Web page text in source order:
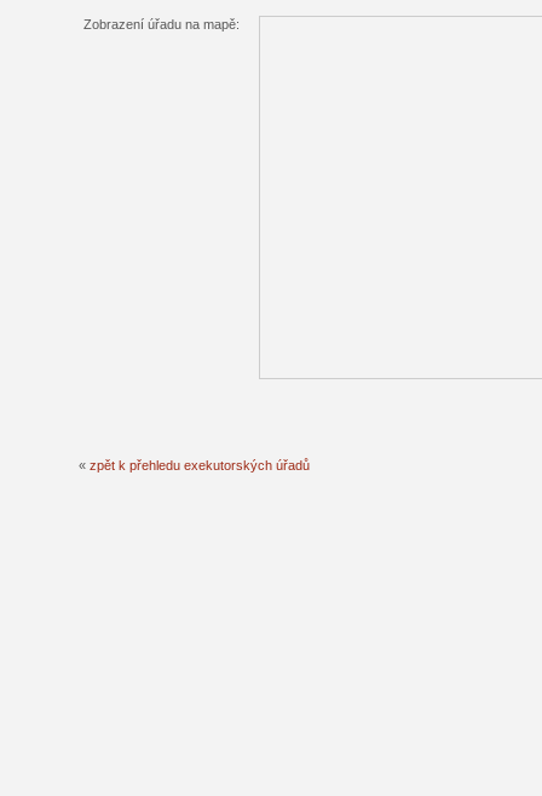
Zobrazení úřadu na mapě:
« zpět k přehledu exekutorských úřadů